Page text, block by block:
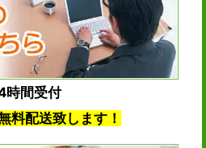
時間受付
料配送致します！